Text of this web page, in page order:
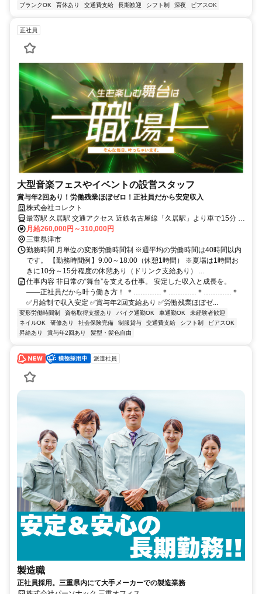
ブランクOK
育休あり 交通費支給 長期歓迎 シフト制 深夜 ピアスOK
正社員
大型音楽フェスやイベントの設営スタッフ
賞与年2回あり！労働残業ほぼゼロ！正社員だから安定収入
株式会社コレクト
最寄駅 久居駅 交通アクセス 近鉄名古屋線「久居駅」より車で15分 ※
上記は本社に関する情報です。 ※現場エリアは日本全国です。 └ト
月給260,000円～310,000円
三重県津市
勤務時間 月単位の変形労働時間制 ※週平均の労働時間は40時間以内
です。 【勤務時間例】9:00～18:00（休憩1時間） ※夏場は1時間お
きに10分～15分程度の休憩あり（ドリンク支給あり） ...
仕事内容 非日常の“舞台”を支える仕事。 安定した収入と成長を。
――正社員だから叶う働き方！ ＊…………＊…………＊…………＊
✅月給制で収入安定 ✅賞与年2回支給あり ✅労働残業ほぼゼ...
変形労働時間制 資格取得支援あり バイク通勤OK 車通勤OK
未経験者歓迎
ネイルOK
研修あり 社会保険完備 制服貸与 交通費支給 シフト制
ピアスOK
昇給あり
賞与年2回あり 髪型・髪色自由
派遣社員
製造職
正社員採用。三重県内にて大手メーカーでの製造業務